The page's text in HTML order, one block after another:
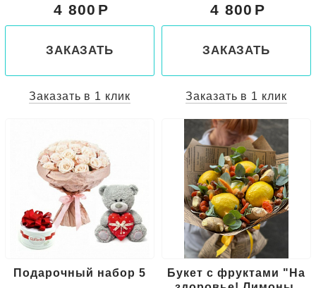
4 800
ЗАКАЗАТЬ
Заказать в 1 клик
4 800
ЗАКАЗАТЬ
Заказать в 1 клик
Подарочный набор 5
Букет с фруктами "На